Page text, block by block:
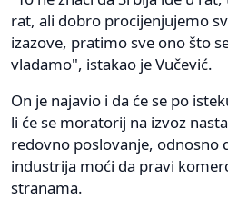
rat, ali dobro procijenjujemo
izazove, pratimo sve ono što
vladamo", istakao je Vučević.
On je najavio i da će se po
li će se moratorij na izvoz
redovno poslovanje, odnosno
industrija moći da pravi
stranama.